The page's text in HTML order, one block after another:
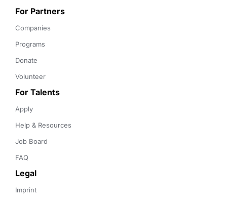
For Partners
Companies
Programs
Donate
Volunteer
For Talents
Apply
Help & Resources
Job Board
FAQ
Legal
Imprint